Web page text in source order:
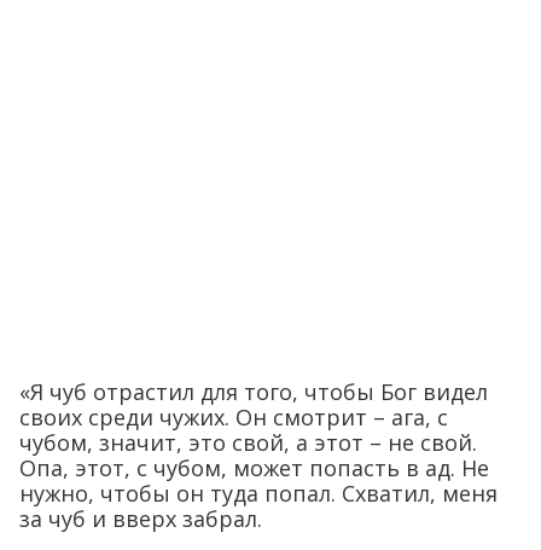
«Я чуб отрастил для того, чтобы Бог видел
своих среди чужих. Он смотрит – ага, с
чубом, значит, это свой, а этот – не свой.
Опа, этот, с чубом, может попасть в ад. Не
нужно, чтобы он туда попал. Схватил, меня
за чуб и вверх забрал.